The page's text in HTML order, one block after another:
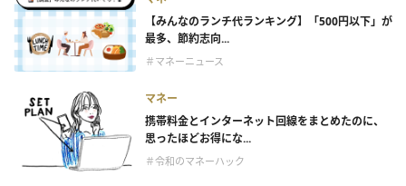
【みんなのランチ代ランキング】「500円以下」が
最多、節約志向...
＃マネーニュース
マネー
携帯料金とインターネット回線をまとめたのに、
思ったほどお得にな...
＃令和のマネーハック